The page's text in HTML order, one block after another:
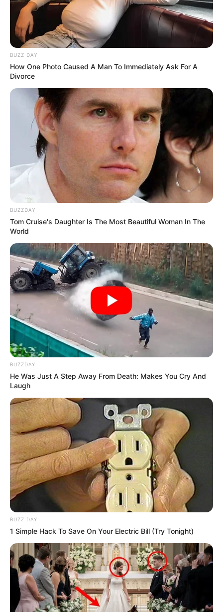
BUZZ DAY
How One Photo Caused A Man To Immediately Ask For A
Divorce
BUZZDAY
Tom Cruise's Daughter Is The Most Beautiful Woman In The
World
BUZZDAY
He Was Just A Step Away From Death: Makes You Cry And
Laugh
BUZZ DAY
1 Simple Hack To Save On Your Electric Bill (Try Tonight)